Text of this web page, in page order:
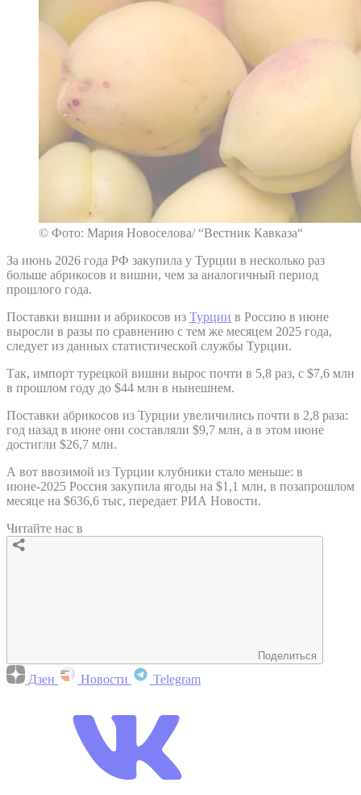
© Фото: Мария Новоселова/ “Вестник Кавказа“
За июнь 2026 года РФ закупила у Турции в несколько раз
больше абрикосов и вишни, чем за аналогичный период
прошлого года.
Поставки вишни и абрикосов из Турции в Россию в июне
выросли в разы по сравнению с тем же месяцем 2025 года,
следует из данных статистической службы Турции.
Так, импорт турецкой вишни вырос почти в 5,8 раз, с $7,6 млн
в прошлом году до $44 млн в нынешнем.
Поставки абрикосов из Турции увеличились почти в 2,8 раза:
год назад в июне они составляли $9,7 млн, а в этом июне
достигли $26,7 млн.
А вот ввозимой из Турции клубники стало меньше: в
июне-2025 Россия закупила ягоды на $1,1 млн, в позапрошлом
месяце на $636,6 тыс, передает РИА Новости.
Читайте нас в
Поделиться
Дзен Новости Telegram